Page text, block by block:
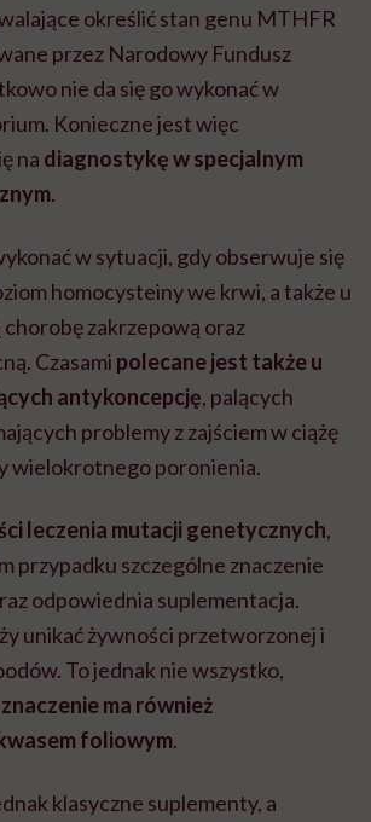
określić stan genu MTHFR
przez Narodowy Fundusz
nie da się go wykonać w
Konieczne jest więc
na diagnostykę w specjalnym
.
w sytuacji, gdy obserwuje się
homocysteiny we krwi, a także u
zakrzepową oraz
Czasami polecane jest także u
antykoncepcję, palących
problemy z zajściem w ciążę
wielokrotnego poronienia.
leczenia mutacji genetycznych,
przypadku szczególne znaczenie
odpowiednia suplementacja.
unikać żywności przetworzoneji
To jednak nie wszystko,
ma również
foliowym.
klasyczne suplementy, a